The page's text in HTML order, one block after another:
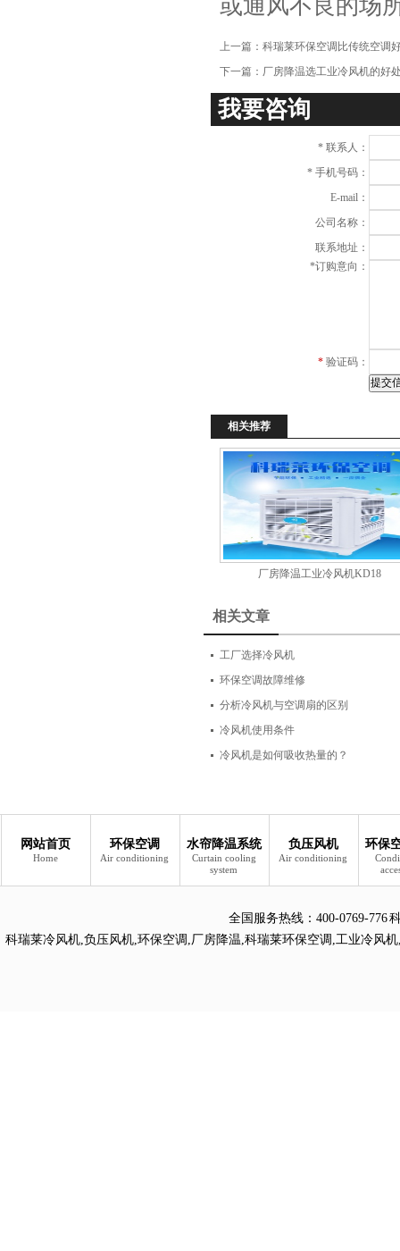
或通风不良的场
上一篇： 科瑞莱环保空调比传统空调
下一篇： 厂房降温选工业冷风机的好
我要咨询
* 联系人：
* 手机号码：
E-mail：
公司名称：
联系地址：
*订购意向：
* 验证码：
相关推荐
厂房降温工业冷风机KD18
相关文章
工厂选择冷风机
环保空调故障维修
分析冷风机与空调扇的区别
冷风机使用条件
冷风机是如何吸收热量的？
网站首页
Home
环保空调
Air conditioning
水帘降温系统
Curtain cooling
system
负压风机
Air conditioning
环保
全国服务热线： 400-0769-776
科瑞莱冷风机,负压风机,环保空调 ,厂房降温,科瑞莱环保空调 ,工业冷风机